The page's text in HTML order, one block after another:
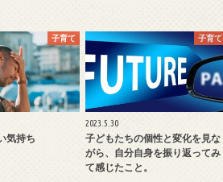
子育て
気持ち
子育て
2023.5.30
子どもたちの個性と変化を見な
がら、自分自身を振り返ってみ
て感じたこと。